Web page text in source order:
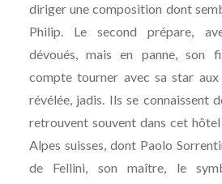
diriger une composition dont
Philip. Le second prépare,
dévoués, mais en panne, son
compte tourner avec sa star aux
révélée, jadis. Ils se connaissent
retrouvent souvent dans cet
Alpes suisses, dont ­Paolo
de Fellini, son maître, le